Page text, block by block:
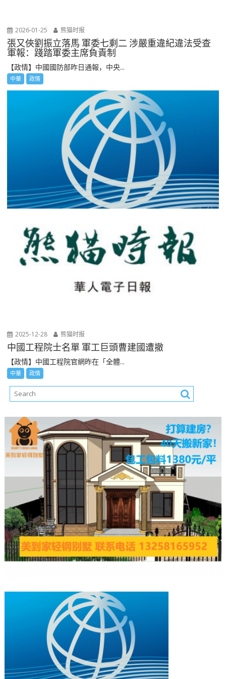
2026-01-25 熊猫时报
張又俠劉振立落馬 軍委七剩二 涉嚴重違紀違法受查
軍報：踐踏軍委主席負責制
【政情】中國國防部昨日通報，中央...
中華 政情
2025-12-28 熊猫时报
中國工程院士名單 軍工巨頭曹建國遭撤
【政情】中國工程院官網昨在「全體...
中華 政情